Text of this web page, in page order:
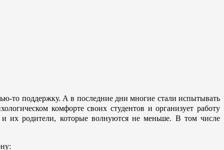
то поддержку. А в последние дни многие стали испытывать
комфорте своих студентов и организует работу
их родители, которые волнуются не меньше. В том числе